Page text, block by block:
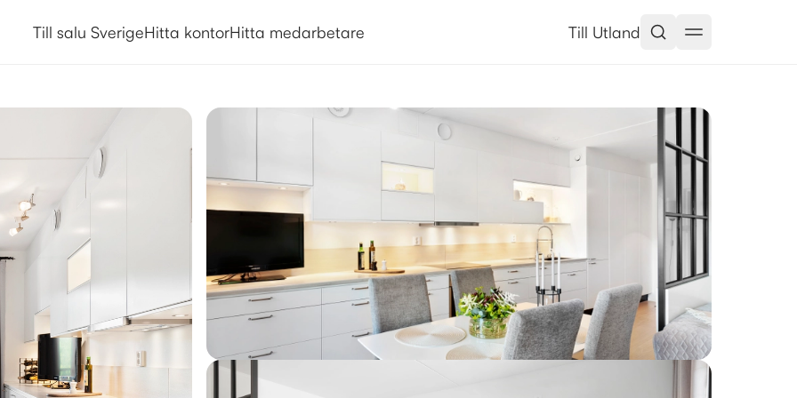
Till salu SverigeHitta kontorHitta medarbetare Till Utland